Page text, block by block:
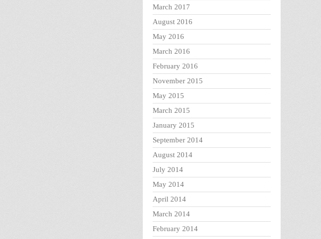
March 2017
August 2016
May 2016
March 2016
February 2016
November 2015
May 2015
March 2015
January 2015
September 2014
August 2014
July 2014
May 2014
April 2014
March 2014
February 2014